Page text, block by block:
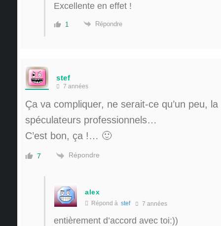
Excellente en effet !
1 Répondre
stef
7 années
Ça va compliquer, ne serait-ce qu’un peu,
spéculateurs professionnels…
C’est bon, ça !… 🙂
7 Répondre
alex
Répond à stef 7 années
entièrement d’accord avec toi:))